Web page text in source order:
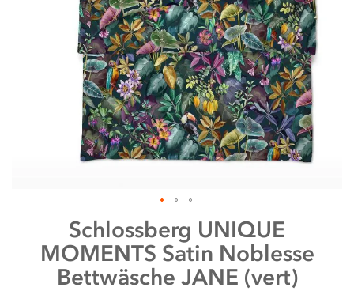
Bildergalerie
Schlossberg UNIQUE
MOMENTS Satin Noblesse
Bettwäsche JANE (vert)